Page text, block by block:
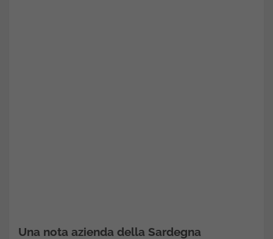
Una nota azienda della Sardegna